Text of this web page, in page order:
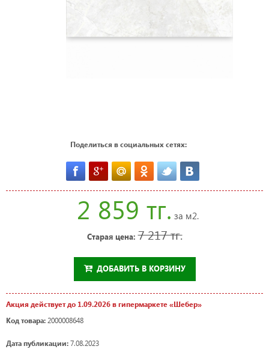
Поделиться в социальных сетях:
2 859 тг. за м2.
Старая цена:7 217 тг.
ДОБАВИТЬ В КОРЗИНУ
Акция действует до 1.09.2026 в гипермаркете «Шебер»
Код товара: 2000008648
Дата публикации: 7.08.2023